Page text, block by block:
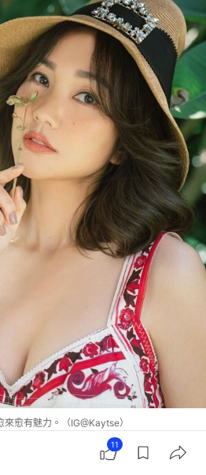
愈有魅力。（IG@Kaytse）
11